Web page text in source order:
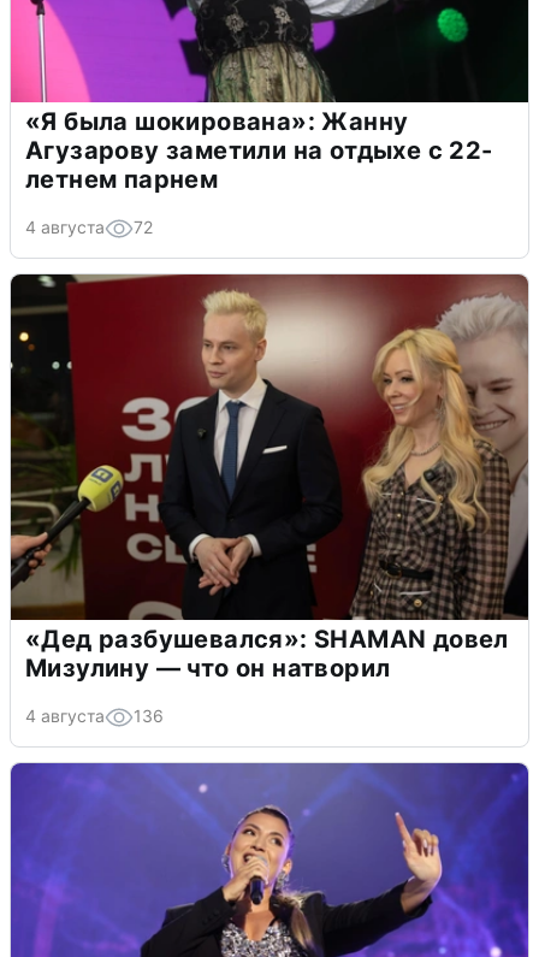
«Я была шокирована»: Жанну
Агузарову заметили на отдыхе с 22-
летнем парнем
4 августа 72
«Дед разбушевался»: SHAMAN довел
Мизулину — что он натворил
4 августа 136